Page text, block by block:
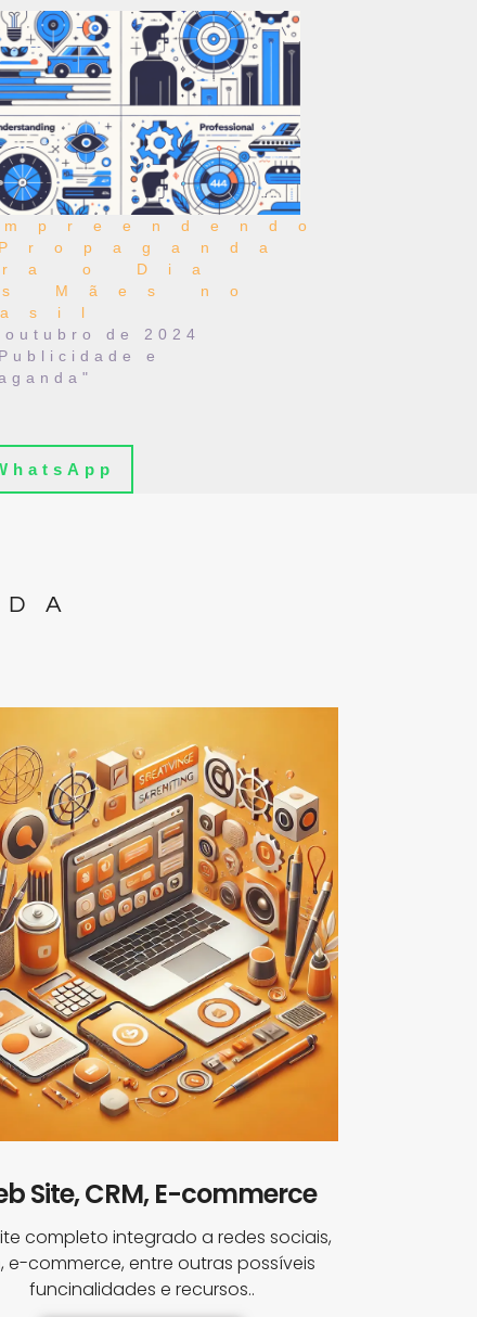
o Dia
Mães no
de 2024
e
Site, CRM, E-commerce
completo integrado a redes sociais,
e-commerce, entre outras possíveis
funcinalidades e recursos..